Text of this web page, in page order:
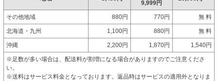
9,999円
その他地域 880円 770円 無 料
北海道・九州 1,100円 880円 無 料
沖縄 2,200円 1,870円 1,540円
※足数が多い場合は、配送料が割増になる場合がありますのでご注意くださ
い。
※送料はサービス料金となっております。返品時はサービスの適用外となりま